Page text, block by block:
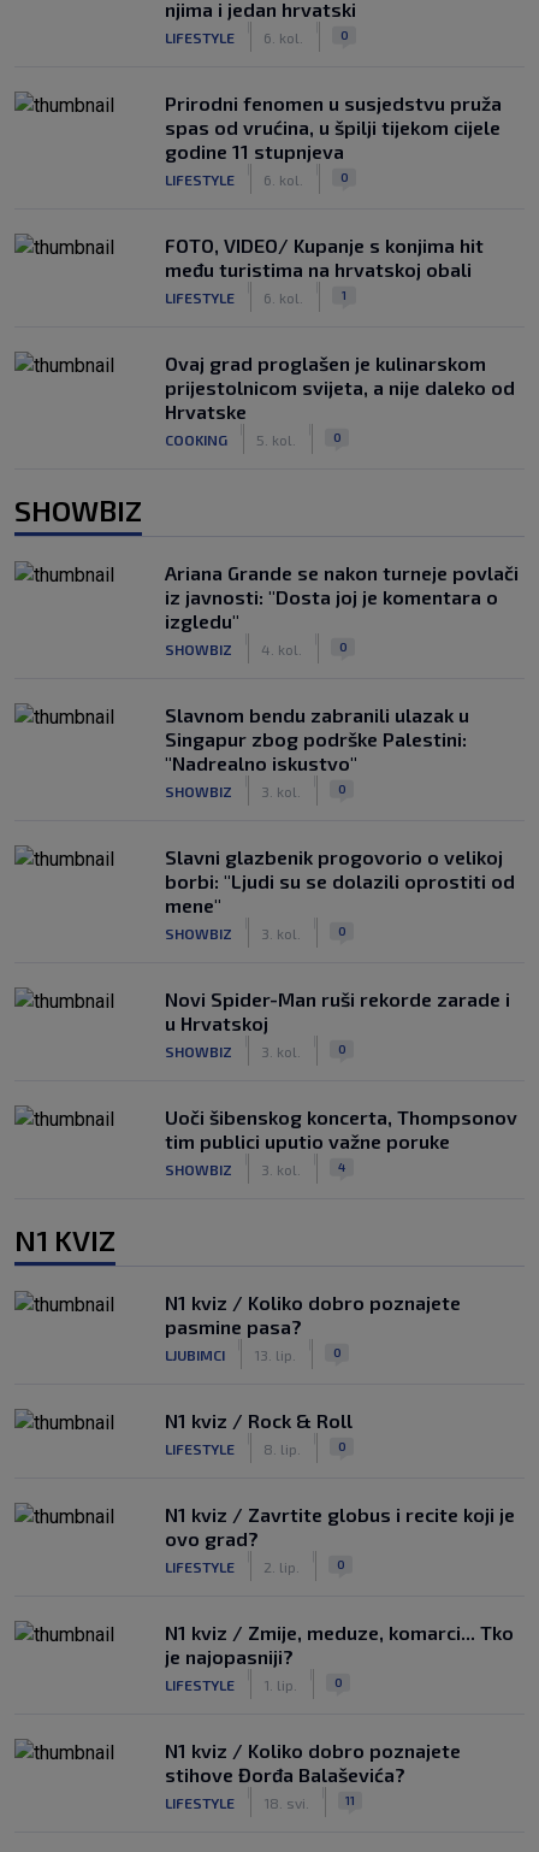
njima i jedan hrvatski
LIFESTYLE 6. kol. 0
Prirodni fenomen u susjedstvu pruža
spas od vrućina, u špilji tijekom cijele
godine 11 stupnjeva
LIFESTYLE 6. kol. 0
FOTO, VIDEO/ Kupanje s konjima hit
među turistima na hrvatskoj obali
LIFESTYLE 6. kol. 1
Ovaj grad proglašen je kulinarskom
prijestolnicom svijeta, a nije daleko od
Hrvatske
COOKING 5. kol. 0
SHOWBIZ
Ariana Grande se nakon turneje povlači
iz javnosti: "Dosta joj je komentara o
izgledu"
SHOWBIZ 4. kol. 0
Slavnom bendu zabranili ulazak u
Singapur zbog podrške Palestini:
"Nadrealno iskustvo"
SHOWBIZ 3. kol. 0
Slavni glazbenik progovorio o velikoj
borbi: "Ljudi su se dolazili oprostiti od
mene"
SHOWBIZ 3. kol. 0
Novi Spider-Man ruši rekorde zarade i
u Hrvatskoj
SHOWBIZ 3. kol. 0
Uoči šibenskog koncerta, Thompsonov
tim publici uputio važne poruke
SHOWBIZ 3. kol. 4
N1 KVIZ
N1 kviz / Koliko dobro poznajete
pasmine pasa?
LJUBIMCI 13. lip. 0
N1 kviz / Rock & Roll
LIFESTYLE 8. lip. 0
N1 kviz / Zavrtite globus i recite koji je
ovo grad?
LIFESTYLE 2. lip. 0
N1 kviz / Zmije, meduze, komarci... Tko
je najopasniji?
LIFESTYLE 1. lip. 0
N1 kviz / Koliko dobro poznajete
stihove Đorđa Balaševića?
LIFESTYLE 18. svi. 11